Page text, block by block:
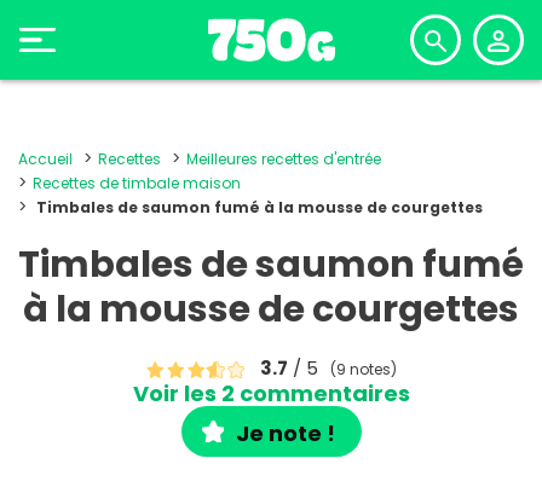
Accueil Recettes
Meilleures recettes d'entrée
Recettes de timbale maison
Timbales de saumon fumé à la mousse de courgettes
Timbales de saumon fumé
à la mousse de courgettes
3.7 / 5 (9 notes)
Voir les 2 commentaires
Je note !